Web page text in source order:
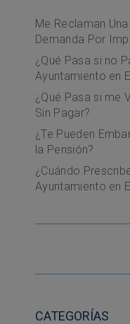
Me Reclaman
Demanda Por
¿Qué Pasa si no
Ayuntamiento en
¿Qué Pasa si me
Sin Pagar?
¿Te Pueden
la Pensión?
¿Cuándo
Ayuntamiento en
CATEGORÍAS